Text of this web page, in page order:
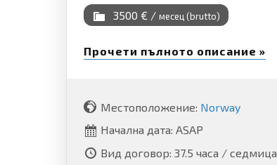
3500 € /месец (brutto)
Прочети пълното описание »
Местоположение: Norway
Начална дата: ASAP
Вид договор: 37.5 часа / седмица